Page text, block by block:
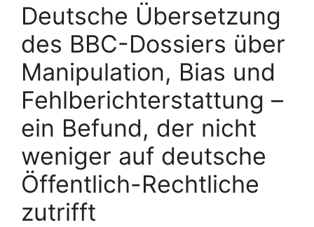
Deutsche Übersetzung
des BBC-Dossiers über
Manipulation, Bias und
Fehlberichterstattung –
ein Befund, der nicht
weniger auf deutsche
Öffentlich-Rechtliche
zutrifft